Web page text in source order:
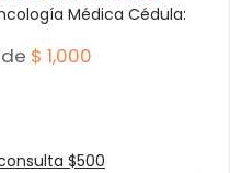
Médica Cédula:
$ 1,000
$500